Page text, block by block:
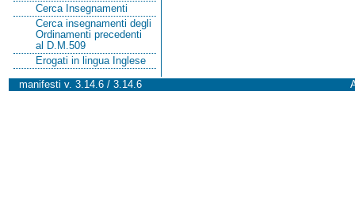
Cerca Insegnamenti
Cerca insegnamenti degli
Ordinamenti precedenti
al D.M.509
Erogati in lingua Inglese
manifesti v. 3.14.6 / 3.14.6